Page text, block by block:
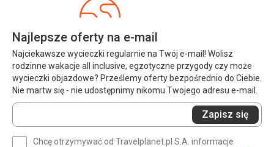
Najlepsze oferty na e-mail
Najciekawsze wycieczki regularnie na Twój e-mail! Wolisz
rodzinne wakacje all inclusive, egzotyczne przygody czy może
wycieczki objazdowe? Prześlemy oferty bezpośrednio do Ciebie.
Nie martw się - nie udostępnimy nikomu Twojego adresu e-mail.
Wprowadź
swój
Zapisz się
Chcę otrzymywać od Travelplanet.pl S.A. informacje